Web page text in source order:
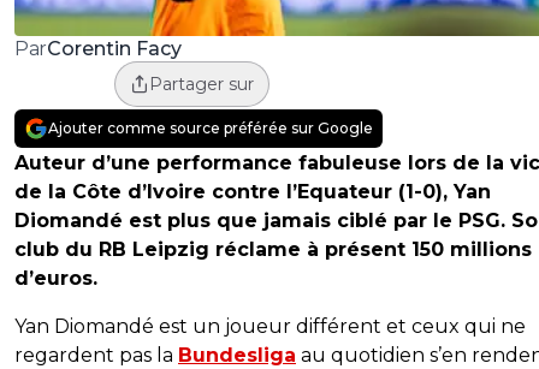
ParCorentin Facy
Partager sur
Ajouter comme source préférée sur Google
Auteur d’une performance fabuleuse lors de la
de la Côte d’Ivoire contre l’Equateur (1-0), Yan
Diomandé est plus que jamais ciblé par le PSG.
club du RB Leipzig réclame à présent 150 millions
d’euros.
Yan Diomandé est un joueur différent et ceux qui ne
regardent pas la Bundesliga au quotidien s’en